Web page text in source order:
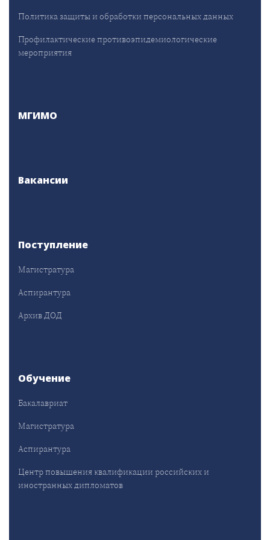
Политика защиты и обработки персональных данных
Профилактические противоэпидемиологические
мероприятия
МГИМО
Вакансии
Поступление
Магистратура
Аспирантура
Архив ДОД
Обучение
Бакалавриат
Магистратура
Аспирантура
Центр повышения квалификации российских и
иностранных дипломатов